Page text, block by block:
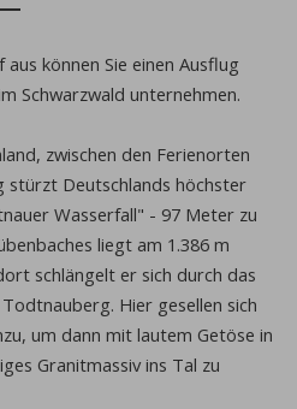
können Sie einen Ausflug
Schwarzwald unternehmen.
zwischen den Ferienorten
Deutschlands höchster
Wasserfall" - 97 Meter zu
liegt am 1.386 m
schlängelt er sich durch das
Hier gesellen sich
um dann mit lautem Getöse in
Granitmassiv ins Tal zu